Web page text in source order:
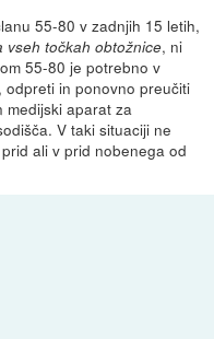
55-80 v zadnjih 15 letih,
vseh točkah obtožnice, ni
55-80 je potrebno v
in ponovno preučiti
medijski aparat za
V taki situaciji ne
ali v prid nobenega od